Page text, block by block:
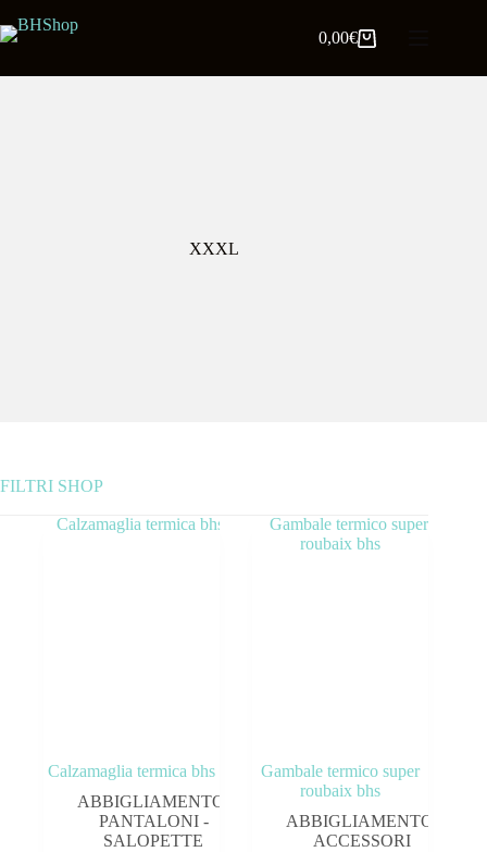
0,00€
XXXL
FILTRI SHOP
Calzamaglia termica bhs
ABBIGLIAMENTO
PANTALONI -
SALOPETTE
Gambale termico super
roubaix bhs
ABBIGLIAMENTO
ACCESSORI